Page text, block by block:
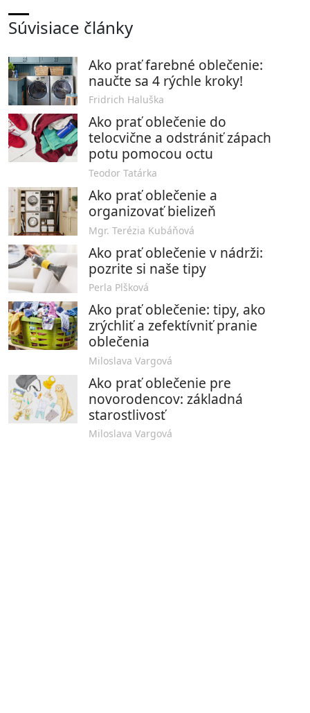
Súvisiace články
Ako prať farebné oblečenie:
naučte sa 4 rýchle kroky!
Fridrich Haluška
Ako prať oblečenie do
telocvične a odstrániť zápach
potu pomocou octu
Teodor Tatárka
Ako prať oblečenie a
organizovať bielizeň
Mgr. Terézia Kubáňová
Ako prať oblečenie v nádrži:
pozrite si naše tipy
Perla Plšková
Ako prať oblečenie: tipy, ako
zrýchliť a zefektívniť pranie
oblečenia
Miloslava Vargová
Ako prať oblečenie pre
novorodencov: základná
starostlivosť
Miloslava Vargová